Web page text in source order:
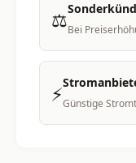
⚖️Bei
⚡Günstige